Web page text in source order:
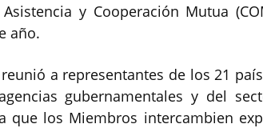
y Cooperación Mutua
año.
a representantes de los 21
gubernamentales y del
que los Miembros intercambien